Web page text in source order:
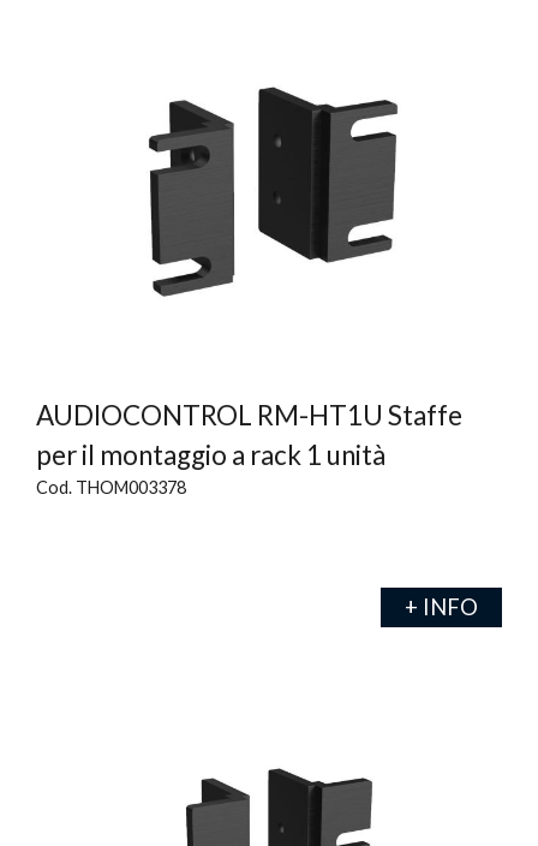
AUDIOCONTROL RM-HT1U Staffe
per il montaggio a rack 1 unità
Cod. THOM003378
+ INFO